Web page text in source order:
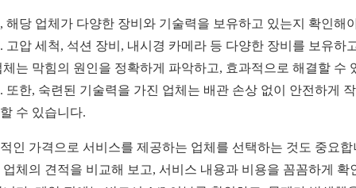
해당 업체가 다양한 장비와 기술력을 보유하고 있는지 확인해
고압 세척, 석션 장비, 내시경 카메라 등 다양한 장비를 보유하
체는 막힘의 원인을 정확하게 파악하고, 효과적으로 해결할 수
또한, 숙련된 기술력을 가진 업체는 배관 손상 없이 안전하게
수 있습니다.
인 가격으로 서비스를 제공하는 업체를 선택하는 것도 중요합
업체의 견적을 비교해 보고, 서비스 내용과 비용을 꼼꼼하게 확